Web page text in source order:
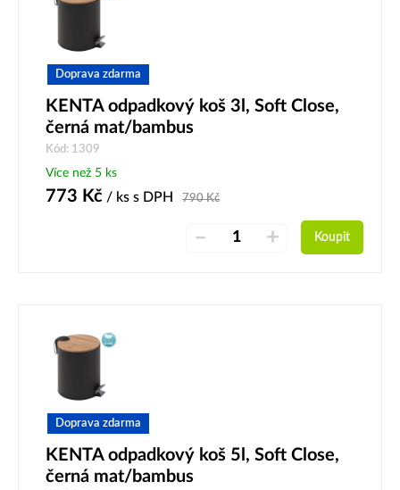
Doprava zdarma
KENTA odpadkový koš 3l, Soft Close,
černá mat/bambus
Kód: 1309
Více než 5 ks
773 Kč / ks s DPH 790Kč
– + Koupit
Doprava zdarma
KENTA odpadkový koš 5l, Soft Close,
černá mat/bambus